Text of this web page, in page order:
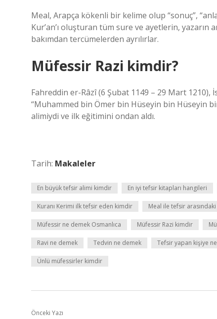
Meal, Arapça kökenli bir kelime olup “sonuç”,
Kur’an’ı oluşturan tüm sure ve ayetlerin, yazarın
bakımdan tercümelerden ayrılırlar.
Müfessir Razi kimdir?
Fahreddin er-Râzî (6 Şubat 1149 – 29 Mart 1210),
“Muhammed bin Ömer bin Hüseyin bin Hüseyin
alimiydi ve ilk eğitimini ondan aldı.
Tarih: Makaleler
En büyük tefsir alimi kimdir En iyi tefsir kitapları hangileri
Kuranı Kerimi ilk tefsir eden kimdir Meal ile tefsir
Müfessir ne demek Osmanlıca Müfessir Razi kimdir
Ravi ne demek Tedvin ne demek Tefsir yapan kişiye
Ünlü müfessirler kimdir
Önceki Yazı